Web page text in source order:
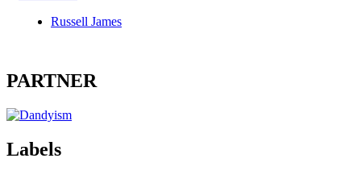
Russell James
PARTNER
Labels